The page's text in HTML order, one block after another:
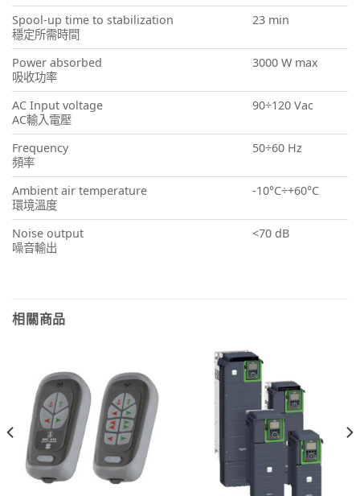
Spool-up time to stabilization
穩定所需時間
23 min
Power absorbed
吸收功率
3000 W max
AC Input voltage
AC輸入電壓
90÷120 Vac
Frequency
頻率
50÷60 Hz
Ambient air temperature
環境溫度
-10°C÷+60°C
Noise output
噪音輸出
<70 dB
相關商品